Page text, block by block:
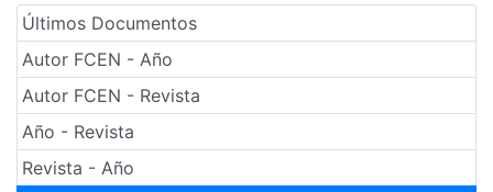
Últimos Documentos
Autor FCEN - Año
Autor FCEN - Revista
Año - Revista
Revista - Año